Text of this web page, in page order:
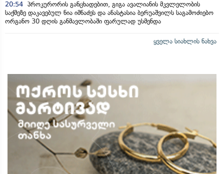
20:54 პროკურორის განცხადებით, გიგა ავალიანის მკვლელობის
საქმეზე დაკავებულ ნია იმნაძეს და ანასტასია ბერუაშვილს საგამოძიებო
ორგანო 30 დღის განმავლობაში ფარულად უსმენდა
ყველა სიახლის ნახვა